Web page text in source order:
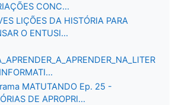
CONC...
LIÇÕES DA HISTÓRIA PARA
O ENTUSI...
MATUTANDO Ep. 25 -
DE APROPRI...